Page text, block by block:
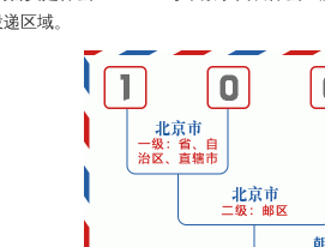
区域。